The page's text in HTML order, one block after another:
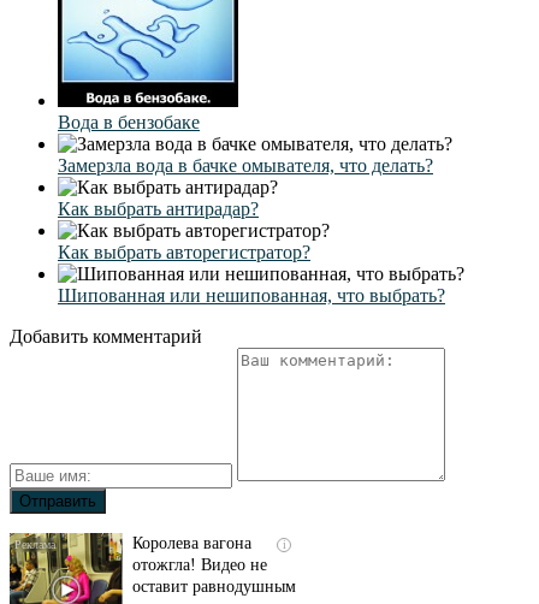
Вода в бензобаке
Замерзла вода в бачке омывателя, что делать?
Как выбрать антирадар?
Как выбрать авторегистратор?
Шипованная или нешипованная, что выбрать?
Добавить комментарий
i
Королева вагона
отожгла! Видео не
оставит равнодушным